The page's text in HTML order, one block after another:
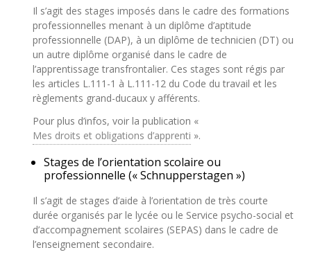
Il s’agit des stages imposés dans le cadre des formations
professionnelles menant à un diplôme d’aptitude
professionnelle (DAP), à un diplôme de technicien (DT) ou
un autre diplôme organisé dans le cadre de
l’apprentissage transfrontalier. Ces stages sont régis par
les articles L.111-1 à L.111-12 du Code du travail et les
règlements grand-ducaux y afférents.
Pour plus d’infos, voir la publication «
Mes droits et obligations d’apprenti ».
Stages de l’orientation scolaire ou
professionnelle (« Schnupperstagen »)
Il s’agit de stages d’aide à l’orientation de très courte
durée organisés par le lycée ou le Service psycho-social et
d’accompagnement scolaires (SEPAS) dans le cadre de
l’enseignement secondaire.